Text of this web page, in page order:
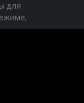
для